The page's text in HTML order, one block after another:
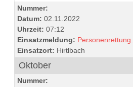
Nummer:
Datum: 02.11.2022
Uhrzeit: 07:12
Einsatzmeldung:
Einsatzort: Hirtlbach
Oktober
Nummer: